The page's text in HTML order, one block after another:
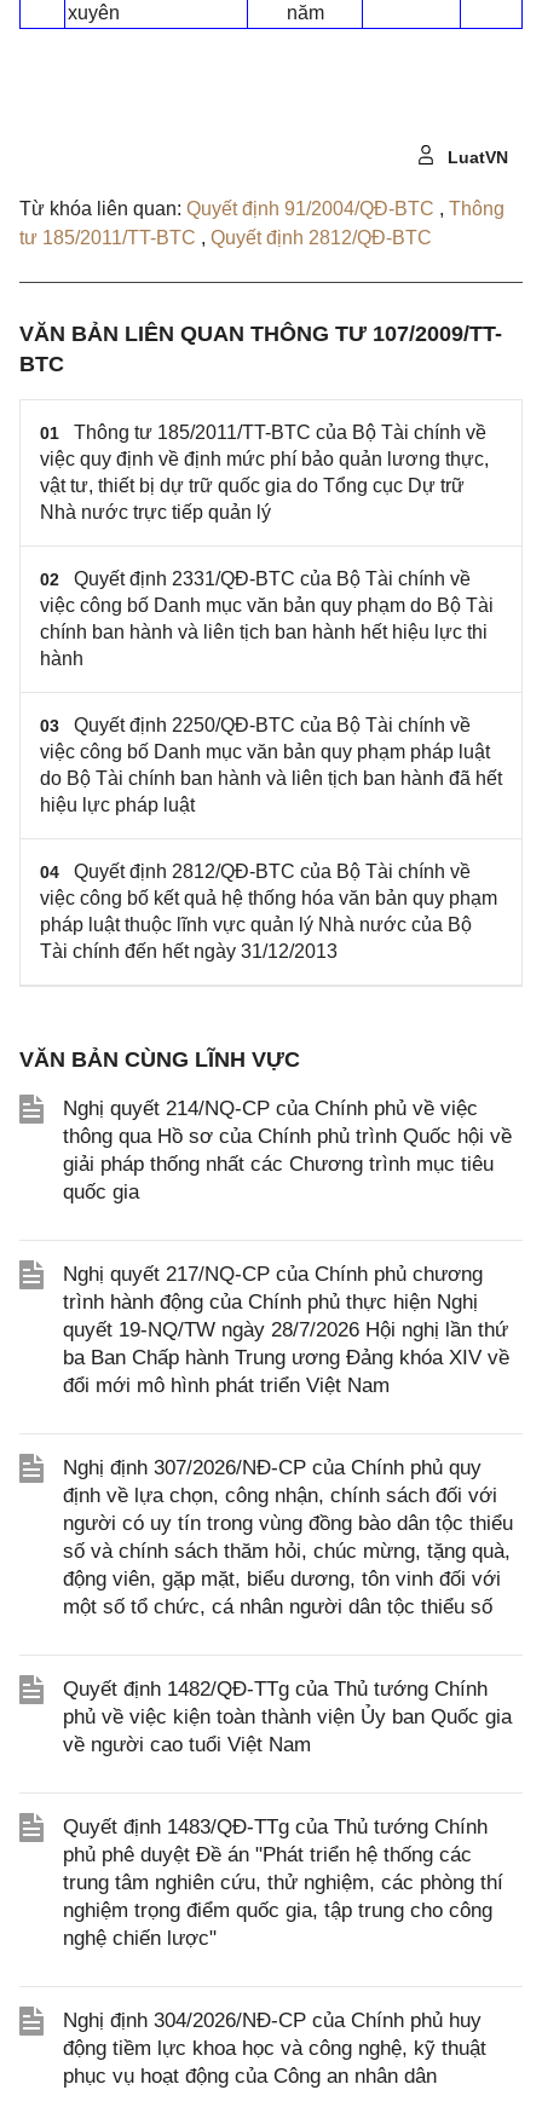
xuyên
năm
LuatVN
Từ khóa liên quan: Quyết định 91/2004/QĐ-BTC , Thông
tư 185/2011/TT-BTC , Quyết định 2812/QĐ-BTC
VĂN BẢN LIÊN QUAN THÔNG TƯ 107/2009/TT-
BTC
01
Thông tư 185/2011/TT-BTC của Bộ Tài chính về
việc quy định về định mức phí bảo quản lương thực,
vật tư, thiết bị dự trữ quốc gia do Tổng cục Dự trữ
Nhà nước trực tiếp quản lý
02
Quyết định 2331/QĐ-BTC của Bộ Tài chính về
việc công bố Danh mục văn bản quy phạm do Bộ Tài
chính ban hành và liên tịch ban hành hết hiệu lực thi
hành
03
Quyết định 2250/QĐ-BTC của Bộ Tài chính về
việc công bố Danh mục văn bản quy phạm pháp luật
do Bộ Tài chính ban hành và liên tịch ban hành đã hết
hiệu lực pháp luật
04
Quyết định 2812/QĐ-BTC của Bộ Tài chính về
việc công bố kết quả hệ thống hóa văn bản quy phạm
pháp luật thuộc lĩnh vực quản lý Nhà nước của Bộ
Tài chính đến hết ngày 31/12/2013
VĂN BẢN CÙNG LĨNH VỰC
Nghị quyết 214/NQ-CP của Chính phủ về việc
thông qua Hồ sơ của Chính phủ trình Quốc hội về
giải pháp thống nhất các Chương trình mục tiêu
quốc gia
Nghị quyết 217/NQ-CP của Chính phủ chương
trình hành động của Chính phủ thực hiện Nghị
quyết 19-NQ/TW ngày 28/7/2026 Hội nghị lần thứ
ba Ban Chấp hành Trung ương Đảng khóa XIV về
đổi mới mô hình phát triển Việt Nam
Nghị định 307/2026/NĐ-CP của Chính phủ quy
định về lựa chọn, công nhận, chính sách đối với
người có uy tín trong vùng đồng bào dân tộc thiểu
số và chính sách thăm hỏi, chúc mừng, tặng quà,
động viên, gặp mặt, biểu dương, tôn vinh đối với
một số tổ chức, cá nhân người dân tộc thiểu số
Quyết định 1482/QĐ-TTg của Thủ tướng Chính
phủ về việc kiện toàn thành viện Ủy ban Quốc gia
về người cao tuổi Việt Nam
Quyết định 1483/QĐ-TTg của Thủ tướng Chính
phủ phê duyệt Đề án "Phát triển hệ thống các
trung tâm nghiên cứu, thử nghiệm, các phòng thí
nghiệm trọng điểm quốc gia, tập trung cho công
nghệ chiến lược"
Nghị định 304/2026/NĐ-CP của Chính phủ huy
động tiềm lực khoa học và công nghệ, kỹ thuật
phục vụ hoạt động của Công an nhân dân